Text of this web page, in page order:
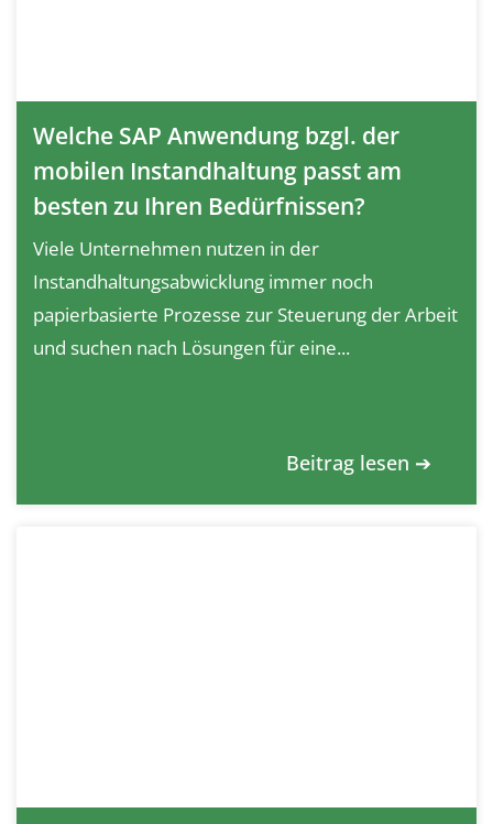
Welche SAP Anwendung bzgl. der
mobilen Instandhaltung passt am
besten zu Ihren Bedürfnissen?
Viele Unternehmen nutzen in der
Instandhaltungsabwicklung immer noch
papierbasierte Prozesse zur Steuerung der Arbeit
und suchen nach Lösungen für eine...
Beitrag lesen ➔